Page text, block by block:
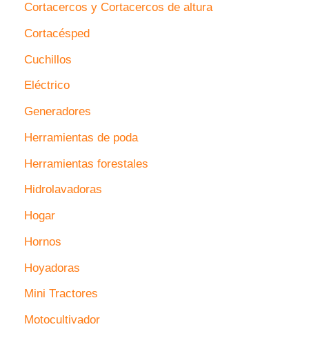
Cortacercos y Cortacercos de altura
Cortacésped
Cuchillos
Eléctrico
Generadores
Herramientas de poda
Herramientas forestales
Hidrolavadoras
Hogar
Hornos
Hoyadoras
Mini Tractores
Motocultivador